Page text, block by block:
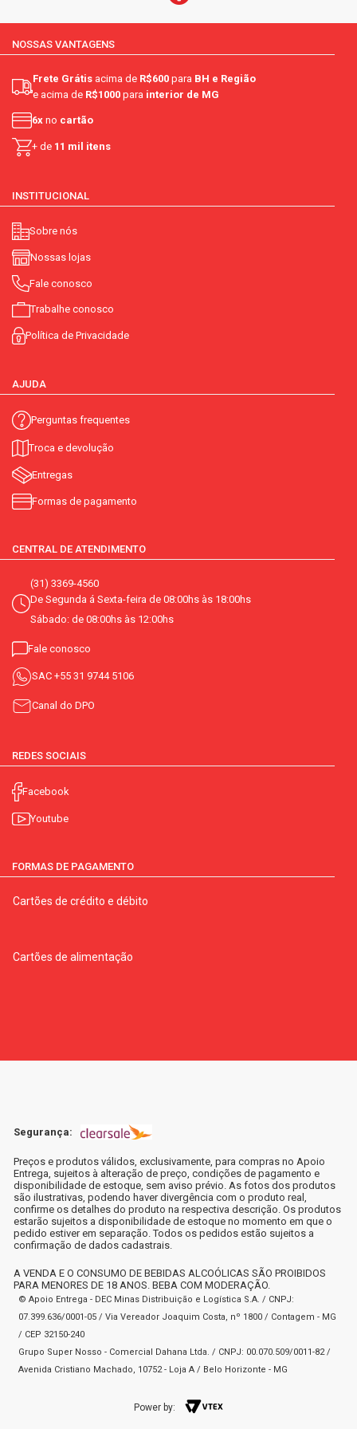
NOSSAS VANTAGENS
Frete Grátis acima de R$600 para BH e Região
e acima de R$1000 para interior de MG
6x no cartão
+ de 11 mil itens
INSTITUCIONAL
Sobre nós
Nossas lojas
Fale conosco
Trabalhe conosco
Política de Privacidade
AJUDA
Perguntas frequentes
Troca e devolução
Entregas
Formas de pagamento
CENTRAL DE ATENDIMENTO
(31) 3369-4560
De Segunda á Sexta-feira de 08:00hs às 18:00hs
Sábado: de 08:00hs às 12:00hs
Fale conosco
SAC +55 31 9744 5106
Canal do DPO
REDES SOCIAIS
Facebook
Youtube
FORMAS DE PAGAMENTO
Cartões de crédito e débito
Cartões de alimentação
Segurança:
Preços e produtos válidos, exclusivamente, para compras no Apoio
Entrega, sujeitos à alteração de preço, condições de pagamento e
disponibilidade de estoque, sem aviso prévio. As fotos dos produtos
são ilustrativas, podendo haver divergência com o produto real,
confirme os detalhes do produto na respectiva descrição. Os produtos
estarão sujeitos a disponibilidade de estoque no momento em que o
pedido estiver em separação. Todos os pedidos estão sujeitos a
confirmação de dados cadastrais.
A VENDA E O CONSUMO DE BEBIDAS ALCOÓLICAS SÃO PROIBIDOS
PARA MENORES DE 18 ANOS. BEBA COM MODERAÇÃO.
© Apoio Entrega - DEC Minas Distribuição e Logística S.A. / CNPJ:
07.399.636/0001-05 / Via Vereador Joaquim Costa, nº 1800 / Contagem - MG
/ CEP 32150-240
Grupo Super Nosso - Comercial Dahana Ltda. / CNPJ: 00.070.509/0011-82 /
Avenida Cristiano Machado, 10752 - Loja A / Belo Horizonte - MG
Power by: